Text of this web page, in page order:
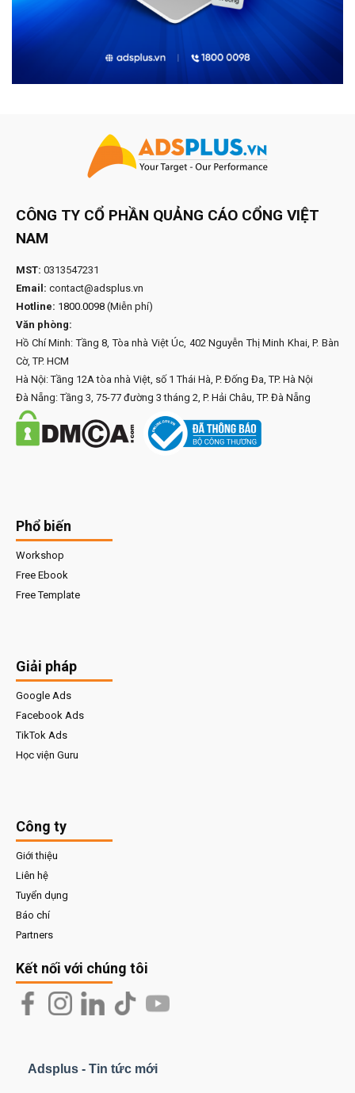
CÔNG TY CỔ PHẦN QUẢNG CÁO CỔNG VIỆT
NAM
MST: 0313547231
Email: contact@adsplus.vn
Hotline: 1800.0098 (Miễn phí)
Văn phòng:
Hồ Chí Minh: Tầng 8, Tòa nhà Việt Úc, 402 Nguyễn Thị Minh Khai, P. Bàn
Cờ, TP. HCM
Hà Nội: Tầng 12A tòa nhà Việt, số 1 Thái Hà, P. Đống Đa, TP. Hà Nội
Đà Nẵng: Tầng 3, 75-77 đường 3 tháng 2, P. Hải Châu, TP. Đà Nẵng
Phổ biến
Workshop
Free Ebook
Free Template
Giải pháp
Google Ads
Facebook Ads
TikTok Ads
Học viện Guru
Công ty
Giới thiệu
Liên hệ
Tuyển dụng
Báo chí
Partners
Kết nối với chúng tôi